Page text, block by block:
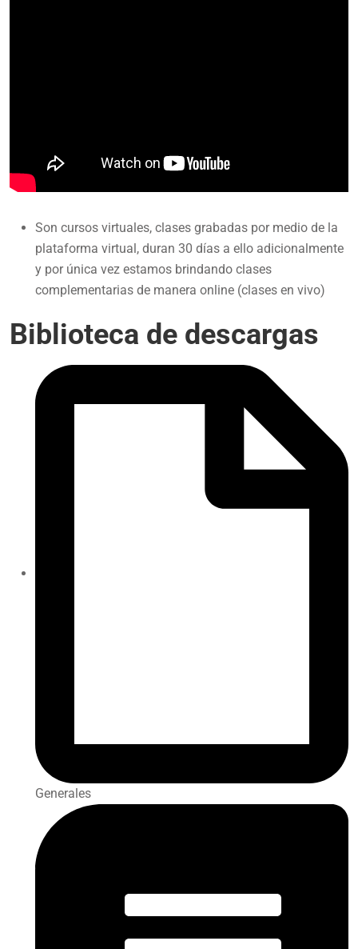
Son cursos virtuales, clases grabadas por medio de la
plataforma virtual, duran 30 días a ello adicionalmente
y por única vez estamos brindando clases
complementarias de manera online (clases en vivo)
Biblioteca de descargas
Generales